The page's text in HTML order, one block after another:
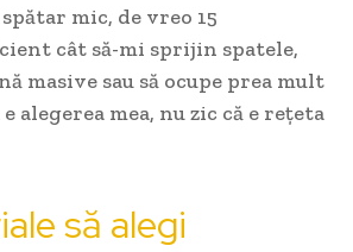
mic, de vreo 15
cât să-mi sprijin spatele,
masive sau să ocupe prea mult
alegerea mea, nu zic că e rețeta
să alegi